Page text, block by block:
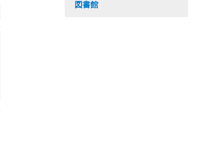
図書館